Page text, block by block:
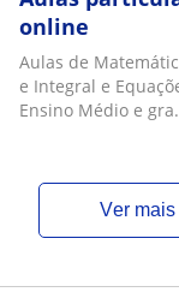
online
Aulas de
e Integral e
Ensino Médio e
ver mais